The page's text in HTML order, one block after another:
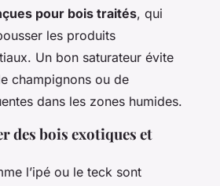
pour bois traités, qui
les produits
Un bon saturateur évite
champignons ou de
dans les zones humides.
des bois exotiques et
l’ipé ou le teck sont